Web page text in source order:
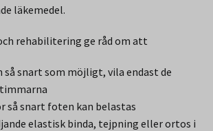
läkemedel.
rehabilitering ge råd om att
snart som möjligt, vila endast de
så snart foten kan belastas
elastisk binda, tejpning eller ortos i